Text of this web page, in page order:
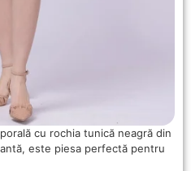
cu rochia tunică neagră din
este piesa perfectă pentru